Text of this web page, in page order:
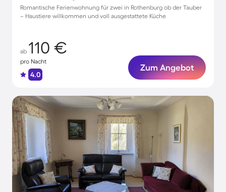
Romantische Ferienwohnung für zwei in Rothenburg ob der Tauber
– Haustiere willkommen und voll ausgestattete Küche
ab 110 €
pro Nacht
4.0
Zum Angebot